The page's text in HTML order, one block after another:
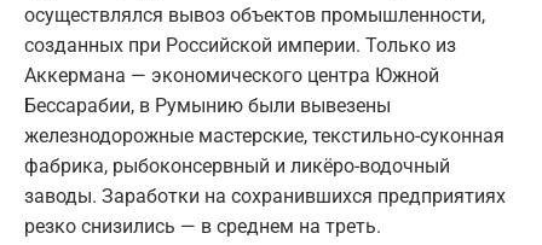
осуществлялся вывоз объектов промышленности,
созданных при Российской империи. Только из
Аккермана — экономического центра Южной
Бессарабии, в Румынию были вывезены
железнодорожные мастерские, текстильно-суконная
фабрика, рыбоконсервный и ликёро-водочный
заводы. Заработки на сохранившихся предприятиях
резко снизились — в среднем на треть.